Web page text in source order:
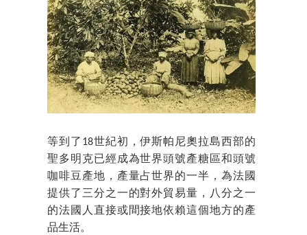
等到了18世紀初，伊斯帕尼奧拉島西部的
聖多明克已經成為世界頭號產糖區和頭號
咖啡豆產地，產量占世界的一半，為法國
提供了三分之一的對外貿易量，八分之一
的法國人直接或間接地依賴這個地方的產
品生活。